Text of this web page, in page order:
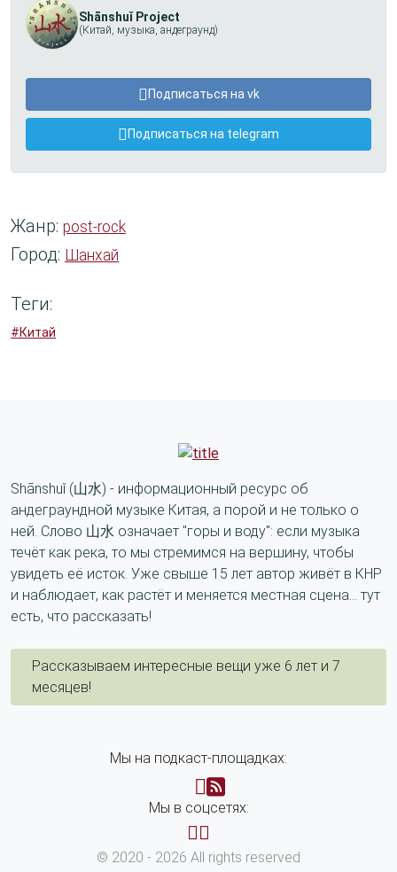
Shānshuǐ Project
(Китай, музыка, андеграунд)
Подписаться на vk
Подписаться на telegram
Жанр: post-rock
Город: Шанхай
Теги:
#Китай
Shānshuǐ (山水) - информационный ресурс об
андеграундной музыке Китая, а порой и не только о
ней. Слово 山水 означает "горы и воду": если музыка
течёт как река, то мы стремимся на вершину, чтобы
увидеть её исток. Уже свыше 15 лет автор живёт в КНР
и наблюдает, как растёт и меняется местная сцена... тут
есть, что рассказать!
Рассказываем интересные вещи уже 6 лет и 7
месяцев!
Мы на подкаст-площадках:
Мы в соцсетях:
© 2020 - 2026 All rights reserved